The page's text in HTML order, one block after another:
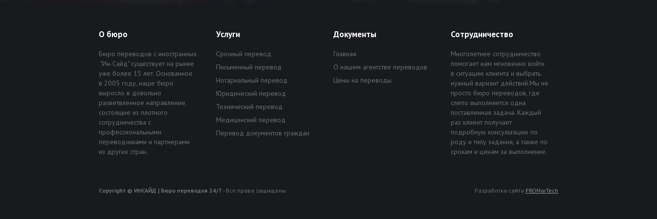
О бюро
Бюро переводов с иностранных
"Ин-Сайд" существует на рынке
уже более 15 лет. Основанное
в 2005 году, наше бюро
выросло в довольно
разветвленное направление,
состоящие из плотного
сотрудничества с
профессиональными
переводчиками и партнерами
из других стран.
Услуги
Срочный перевод
Письменный перевод
Нотариальный перевод
Юридический перевод
Технический перевод
Медицинский перевод
Перевод документов граждан
Документы
Главная
О нашем агентстве переводов
Цены на переводы
Сотрудничество
Многолетнее сотрудничество
помогает нам мгновенно войти
в ситуацию клиента и выбрать
нужный вариант действий.Мы не
просто бюро переводов, где
слепо выполняется одна
поставленная задача. Каждый
раз клиент получает
подробную консультацию по
роду и типу задания, а также по
срокам и ценам за выполнение.
Copyright © ИНСАЙД | Бюро переводов 24/7 - Все права защищены Разработка сайта PROMarTech